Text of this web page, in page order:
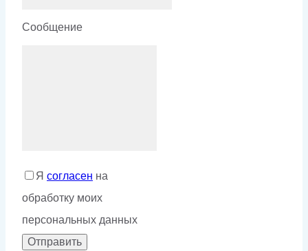
Сообщение
Я согласен на
обработку моих
персональных данных